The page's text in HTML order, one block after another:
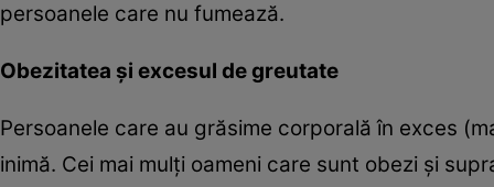
persoanele care nu fumează.
Obezitatea şi excesul de greutate
Persoanele care au grăsime corporală în exces
inimă. Cei mai mulţi oameni care sunt obezi şi